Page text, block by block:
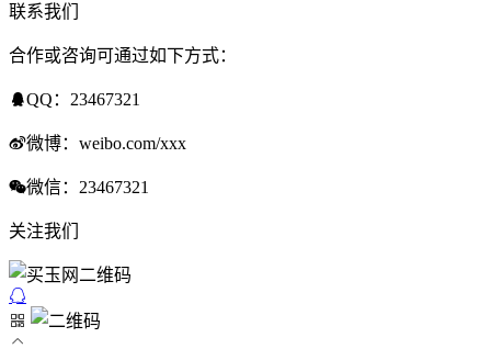
联系我们
合作或咨询可通过如下方式：
QQ：23467321
微博：weibo.com/xxx
微信：23467321
关注我们